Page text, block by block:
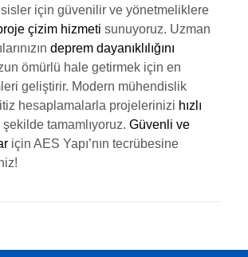
için güvenilir ve yönetmeliklere
çizim hizmeti sunuyoruz. Uzman
deprem dayanıklılığını
ömürlü hale getirmek için en
geliştirir. Modern mühendislik
hesaplamalarla projelerinizi hızlı
şekilde tamamlıyoruz. Güvenli ve
için AES Yapı’nın tecrübesine